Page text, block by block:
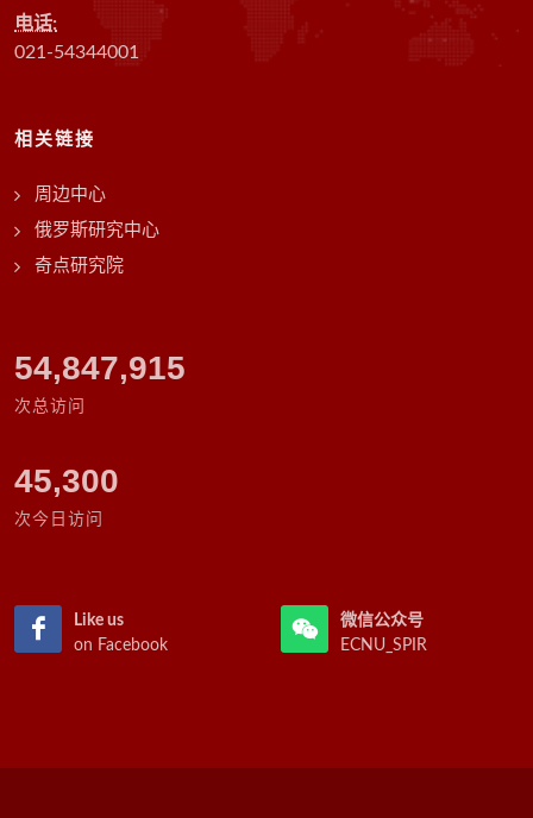
电话:
021-54344001
相关链接
周边中心
俄罗斯研究中心
奇点研究院
63,158,197
次总访问
45,300
次今日访问
Like us
on Facebook
微信公众号
ECNU_SPIR